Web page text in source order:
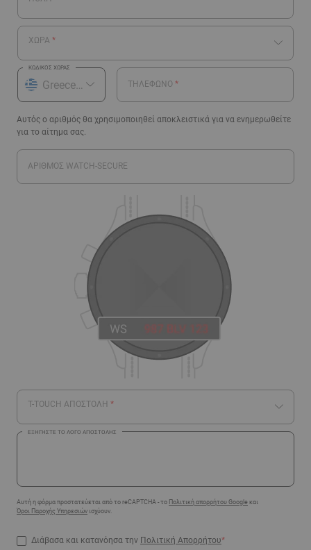
ΧΏΡΑ
ΚΩΔΙΚΌΣ ΧΏΡΑΣ
ΤΗΛΈΦΩΝΟ
Αυτός ο αριθμός θα χρησιμοποιηθεί αποκλειστικά για να ενημερωθείτε
για το αίτημα σας.
ΑΡΙΘΜΟΣ WATCH-SECURE
T-TOUCH ΑΠΟΣΤΟΛΗ
ΕΞΗΓΉΣΤΕ ΤΟ ΛΌΓΟ ΑΠΟΣΤΟΛΉΣ
Αυτή η φόρμα προστατεύεται από το reCAPTCHA - το Πολιτική απορρήτου Google και
Όροι Παροχής Υπηρεσιών ισχύουν.
Διάβασα και κατανόησα την Πολιτική Απορρήτου*